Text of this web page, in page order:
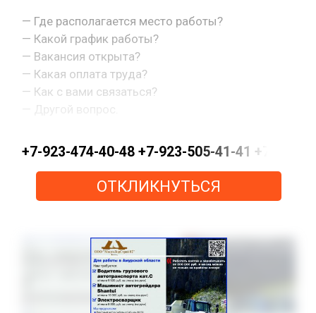
— Где располагается место работы?
— Какой график работы?
— Вакансия открыта?
— Какая оплата труда?
— Как с вами связаться?
+7-923-474-40-48 +7-923-505-41-41 +7-923-
ОТКЛИКНУТЬСЯ